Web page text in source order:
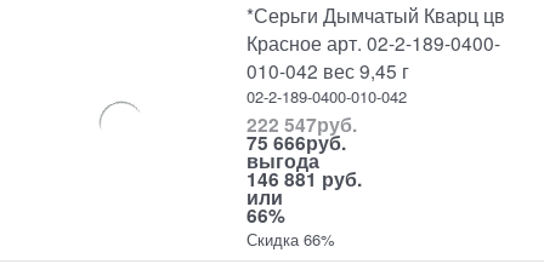
*Серьги Дымчатый Кварц цв
Красное арт. 02-2-189-0400-
010-042 вес 9,45 г
02-2-189-0400-010-042
222 547руб.
75 666руб.
выгода
146 881 руб.
или
66%
Скидка 66%